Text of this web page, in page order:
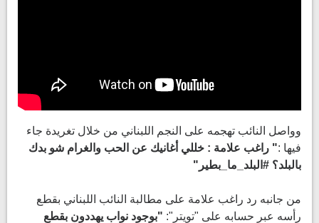
وواصل النائب تهجمه على النجم اللبناني من خلال تغريدة جاء
فيها :" راغب علامة : خللي أغانيك عن الحب والغرام شو بدك
بالبلد؟ #البلد_ما_بطير"
من جانبه رد راغب علامة على مطالبة النائب اللبناني بقطع
رأسه عبر حسابه على "تويتر": "بوجود نواب يهددون بقطع